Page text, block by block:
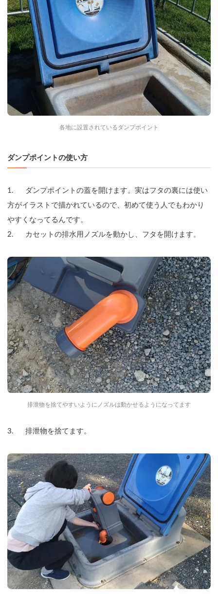
各地に設置されているダンプポイント
ダンプポイントの使い方
1.      ダンプポイントの蓋を開けます。実はフタの裏には使い
方がイラストで描かれているので、初めて使う人でもわかり
やすくなってるんです。
2.      カセットの排水用ノズルを動かし、フタを開けます。
排泄物を捨てやすいようにノズルは動かせるようになってます
3.      排泄物を捨てます。